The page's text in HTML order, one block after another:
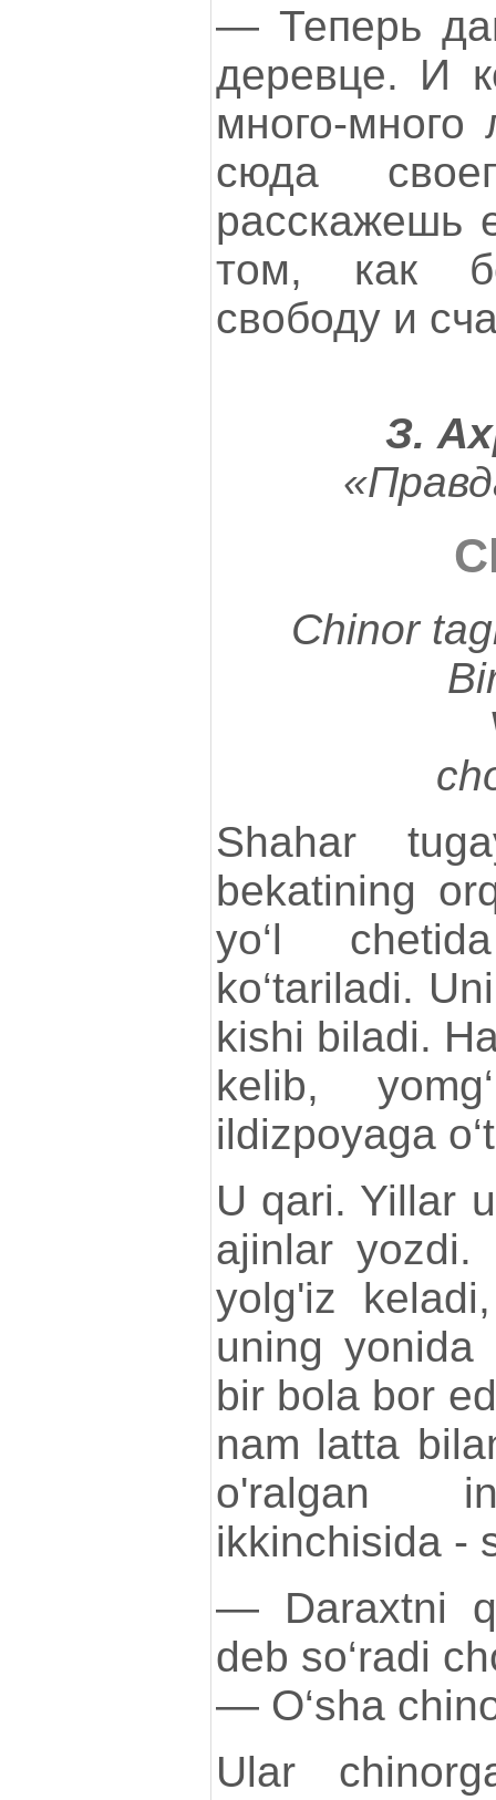
— Теперь
деревце. И
много-
сюда
расскажешь
том, как
свободу и
З.
Chinor
Shahar
bekatining
yo‘l
ko‘tariladi.
kishi biladi.
kelib,
ildizpoyaga
U qari. Yillar
ajinlar
yolg'iz
uning yonida
bir bola bor
nam latta
o'ralgan
ikkinchisida -
— Daraxtni
deb so‘radi
— O‘sha
Ular